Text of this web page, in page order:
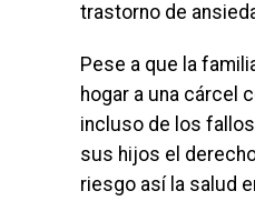
trastorno de
Pese a que la
hogar a una cárcel
incluso de los
sus hijos el
riesgo así la salud